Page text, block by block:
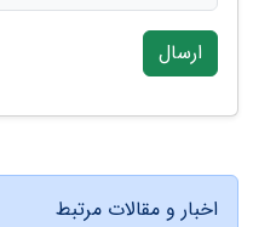
ارسال
اخبار و مقالات مرتبط